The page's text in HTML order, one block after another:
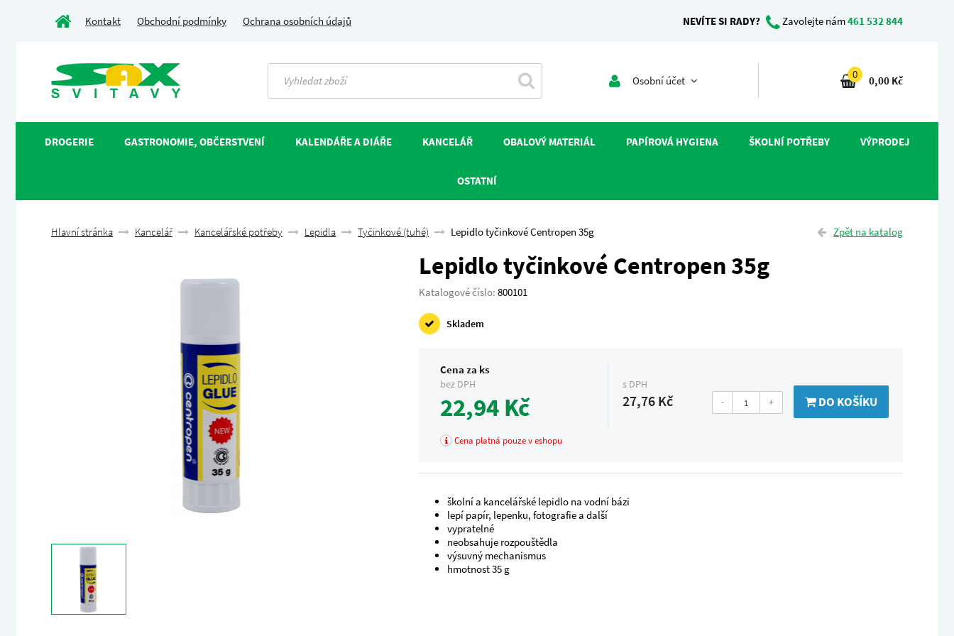
Kontakt Obchodní podmínky Ochrana osobních údajů NEVÍTE SI RADY? Zavolejte nám461 532 844
Osobní účet 0 0,00 Kč
DROGERIE GASTRONOMIE, OBČERSTVENÍ KALENDÁŘE A DIÁŘE KANCELÁŘ OBALOVÝ MATERIÁL PAPÍROVÁ HYGIENA ŠKOLNÍ POTŘEBY VÝPRODEJ
OSTATNÍ
Zpět na katalog
Hlavní stránka Kancelář Kancelářské potřeby Lepidla Tyčinkové (tuhé) Lepidlo tyčinkové Centropen 35g
Lepidlo tyčinkové Centropen 35g
Katalogové číslo:800101
Skladem
Cena za ks
bez DPH
22,94 Kč
s DPH
27,76 Kč
Cena platná pouze v eshopu
- + DO KOŠÍKU
školní a kancelářské lepidlo na vodní bázi
lepí papír, lepenku, fotografie a další
vypratelné
neobsahuje rozpouštědla
výsuvný mechanismus
hmotnost 35 g